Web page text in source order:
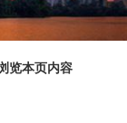
览本页内容